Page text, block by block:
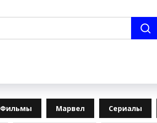
Фильмы Марвел Сериалы